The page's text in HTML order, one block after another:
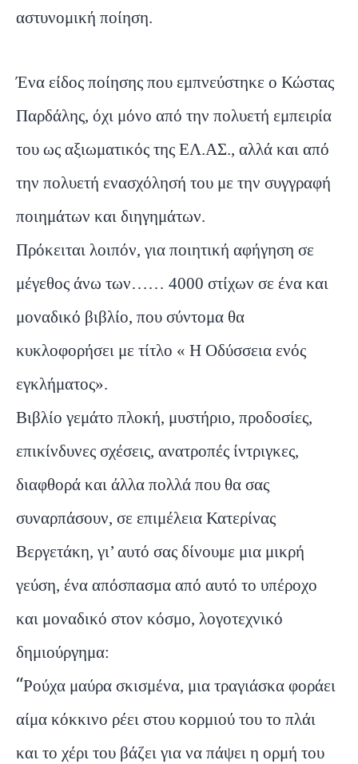
αστυνομική ποίηση.
Ένα είδος ποίησης που εμπνεύστηκε ο Κώστας
Παρδάλης, όχι μόνο από την πολυετή εμπειρία
του ως αξιωματικός της ΕΛ.ΑΣ., αλλά και από
την πολυετή ενασχόλησή του με την συγγραφή
ποιημάτων και διηγημάτων.
Πρόκειται λοιπόν, για ποιητική αφήγηση σε
μέγεθος άνω των…… 4000 στίχων σε ένα και
μοναδικό βιβλίο, που σύντομα θα
κυκλοφορήσει με τίτλο « Η Οδύσσεια ενός
εγκλήματος».
Βιβλίο γεμάτο πλοκή, μυστήριο, προδοσίες,
επικίνδυνες σχέσεις, ανατροπές ίντριγκες,
διαφθορά και άλλα πολλά που θα σας
συναρπάσουν, σε επιμέλεια Κατερίνας
Βεργετάκη, γι’ αυτό σας δίνουμε μια μικρή
γεύση, ένα απόσπασμα από αυτό το υπέροχο
και μοναδικό στον κόσμο, λογοτεχνικό
δημιούργημα:
“Ρούχα μαύρα σκισμένα, μια τραγιάσκα φοράει
αίμα κόκκινο ρέει στου κορμιού του το πλάι
και το χέρι του βάζει για να πάψει η ορμή του